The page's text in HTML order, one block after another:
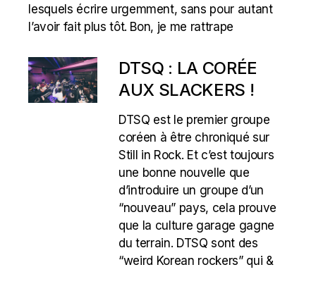
lesquels écrire urgemment, sans pour autant
l’avoir fait plus tôt. Bon, je me rattrape
DTSQ : LA CORÉE
AUX SLACKERS !
DTSQ est le premier groupe
coréen à être chroniqué sur
Still in Rock. Et c’est toujours
une bonne nouvelle que
d’introduire un groupe d’un
“nouveau” pays, cela prouve
que la culture garage gagne
du terrain. DTSQ sont des
“weird Korean rockers” qui &